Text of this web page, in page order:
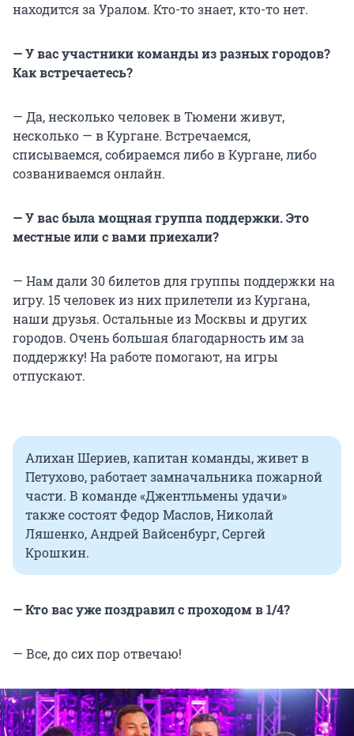
находится за Уралом. Кто-то знает, кто-то нет.
— У вас участники команды из разных городов?
Как встречаетесь?
— Да, несколько человек в Тюмени живут,
несколько — в Кургане. Встречаемся,
списываемся, собираемся либо в Кургане, либо
созваниваемся онлайн.
— У вас была мощная группа поддержки. Это
местные или с вами приехали?
— Нам дали 30 билетов для группы поддержки на
игру. 15 человек из них прилетели из Кургана,
наши друзья. Остальные из Москвы и других
городов. Очень большая благодарность им за
поддержку! На работе помогают, на игры
отпускают.
Алихан Шериев, капитан команды, живет в
Петухово, работает замначальника пожарной
части. В команде «Джентльмены удачи»
также состоят Федор Маслов, Николай
Ляшенко, Андрей Вайсенбург, Сергей
Крошкин.
— Кто вас уже поздравил с проходом в 1/4?
— Все, до сих пор отвечаю!